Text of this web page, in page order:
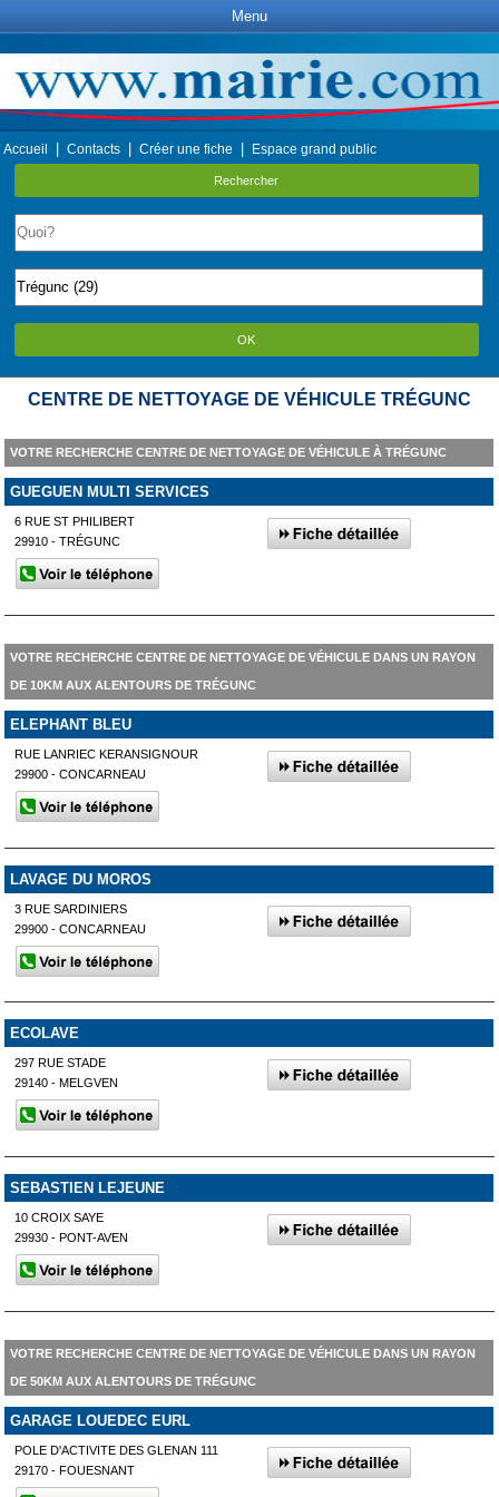
Menu
Accueil Contacts Créer une fiche Espace grand public
Rechercher
OK
CENTRE DE NETTOYAGE DE VÉHICULE TRÉGUNC
VOTRE RECHERCHE CENTRE DE NETTOYAGE DE VÉHICULE À TRÉGUNC
GUEGUEN MULTI SERVICES
6 RUE ST PHILIBERT
29910 - TRÉGUNC
VOTRE RECHERCHE CENTRE DE NETTOYAGE DE VÉHICULE DANS UN RAYON
DE 10KM AUX ALENTOURS DE TRÉGUNC
ELEPHANT BLEU
RUE LANRIEC KERANSIGNOUR
29900 - CONCARNEAU
LAVAGE DU MOROS
3 RUE SARDINIERS
29900 - CONCARNEAU
ECOLAVE
297 RUE STADE
29140 - MELGVEN
SEBASTIEN LEJEUNE
10 CROIX SAYE
29930 - PONT-AVEN
VOTRE RECHERCHE CENTRE DE NETTOYAGE DE VÉHICULE DANS UN RAYON
DE 50KM AUX ALENTOURS DE TRÉGUNC
GARAGE LOUEDEC EURL
POLE D'ACTIVITE DES GLENAN 111
29170 - FOUESNANT